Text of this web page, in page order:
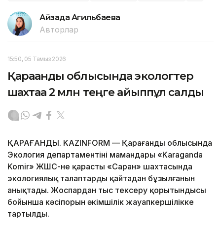
Айзада Агильбаева
Авторлар
15:50, 05 Тамыз 2026
Қарағанды облысында экологтер
шахтаға 2 млн теңге айыппұл салды
ҚАРАҒАНДЫ. KAZINFORM — Қарағанды облысында
Экология департаментінің мамандары «Karaganda
Komir» ЖШС-не қарасты «Саран» шахтасында
экологиялық талаптардың қайтадан бұзылғанын
анықтады. Жоспардан тыс тексеру қорытындысы
бойынша кәсіпорын әкімшілік жауапкершілікке
тартылды.